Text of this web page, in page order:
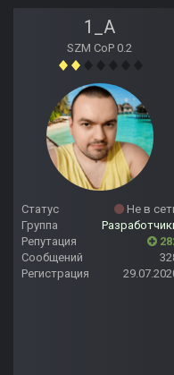
1_A
SZM CoP 0.2
Статус
Не в
Группа
Репутация
Сообщений
Регистрация